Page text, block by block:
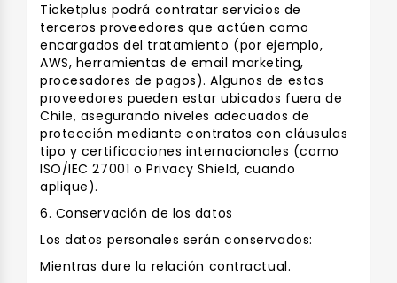
Ticketplus podrá contratar servicios de
terceros proveedores que actúen como
encargados del tratamiento (por ejemplo,
AWS, herramientas de email marketing,
procesadores de pagos). Algunos de estos
proveedores pueden estar ubicados fuera de
Chile, asegurando niveles adecuados de
protección mediante contratos con cláusulas
tipo y certificaciones internacionales (como
ISO/IEC 27001 o Privacy Shield, cuando
aplique).
6. Conservación de los datos
Los datos personales serán conservados:
Mientras dure la relación contractual.